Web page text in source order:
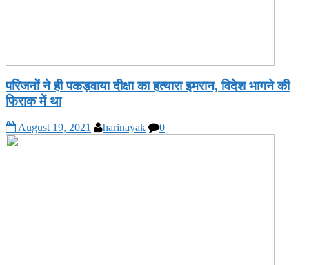
परिजनों ने ही पकड़वाया दीक्षा का हत्यारा इमरान, विदेश भागने की
फिराक में था
August 19, 2021 harinayak 0